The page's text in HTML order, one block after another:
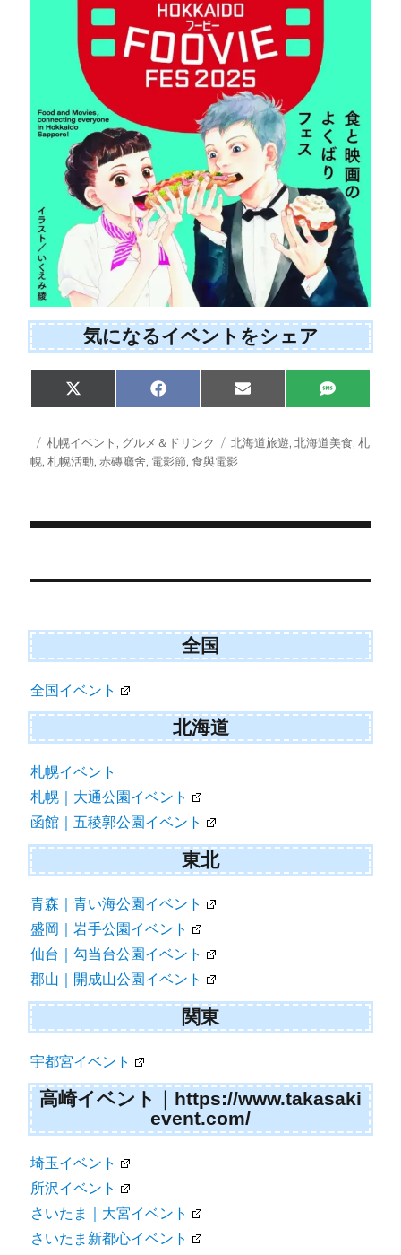
気になるイベントをシェア
Share
on
X
(
w
t
)
Share
on
F
a
e
b
o
Share
on
E
m
i
l
Share
on
S
M
投
稿
カ
テ
札幌イベント , グルメ＆ドリンク
タ
グ
北海道旅遊,北海道美食,札
幌,札幌活動,赤磚廳舍, 電影節,食與電影
稿
ビ
ゲ
ー
シ
ョ
ン
全国
全国イベント
北海道
札幌イベント
札幌｜大通公園イベント
函館｜五稜郭公園イベント
東北
青森｜青い海公園イベント
盛岡｜岩手公園イベント
仙台｜勾当台公園イベント
郡山｜開成山公園イベント
関東
宇都宮イベント
高崎イベント｜https://www.takasaki
event.com/
埼玉イベント
所沢イベント
さいたま｜大宮イベント
さいたま新都心イベント